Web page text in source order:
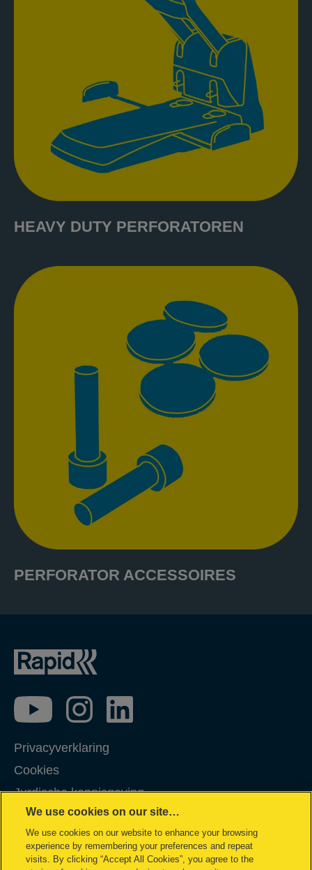
HEAVY DUTY PERFORATOREN
PERFORATOR ACCESSOIRES
Privacyverklaring
Cookies
Jurdische kennisgeving
Imprint
Klantenservice
Garantievoorwaarden
We use cookies on our site…
We use cookies on our website to enhance your browsing
experience by remembering your preferences and repeat
visits. By clicking “Accept All Cookies”, you agree to the